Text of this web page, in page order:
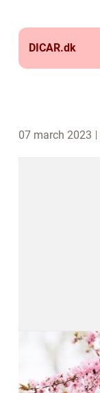
DICAR.dk
07 march 2023